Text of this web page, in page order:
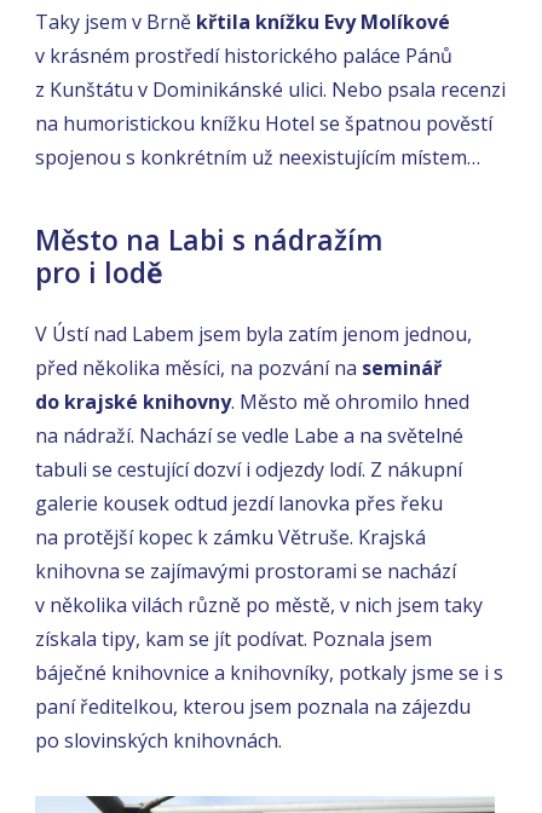
Taky jsem v Brně křtila knížku Evy Molíkové
v krásném prostředí historického paláce Pánů
z Kunštátu v Dominikánské ulici. Nebo psala recenzi
na humoristickou knížku Hotel se špatnou pověstí
spojenou s konkrétním už neexistujícím místem…
Město na Labi s nádražím
pro i lodě
V Ústí nad Labem jsem byla zatím jenom jednou,
před několika měsíci, na pozvání na seminář
do krajské knihovny. Město mě ohromilo hned
na nádraží. Nachází se vedle Labe a na světelné
tabuli se cestující dozví i odjezdy lodí. Z nákupní
galerie kousek odtud jezdí lanovka přes řeku
na protější kopec k zámku Větruše. Krajská
knihovna se zajímavými prostorami se nachází
v několika vilách různě po městě, v nich jsem taky
získala tipy, kam se jít podívat. Poznala jsem
báječné knihovnice a knihovníky, potkaly jsme se i s
paní ředitelkou, kterou jsem poznala na zájezdu
po slovinských knihovnách.